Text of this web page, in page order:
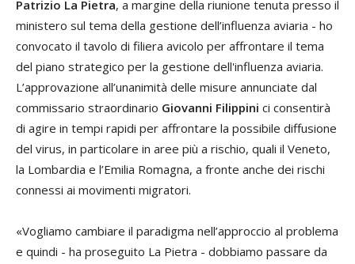
Patrizio La Pietra, a margine della riunione tenuta presso il
ministero sul tema della gestione dell’influenza aviaria - ho
convocato il tavolo di filiera avicolo per affrontare il tema
del piano strategico per la gestione dell'influenza aviaria.
L’approvazione all’unanimità delle misure annunciate dal
commissario straordinario Giovanni Filippini ci consentirà
di agire in tempi rapidi per affrontare la possibile diffusione
del virus, in particolare in aree più a rischio, quali il Veneto,
la Lombardia e l’Emilia Romagna, a fronte anche dei rischi
connessi ai movimenti migratori.
«Vogliamo cambiare il paradigma nell’approccio al problema
e quindi - ha proseguito La Pietra - dobbiamo passare da